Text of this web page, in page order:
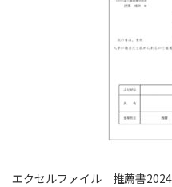
エクセルファイル 推薦書